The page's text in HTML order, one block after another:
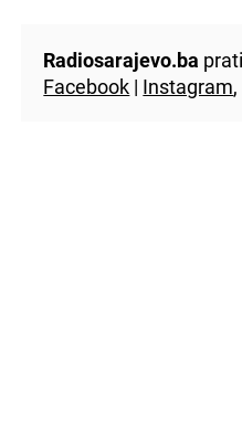
Radiosarajevo.ba
Facebook | Instagram